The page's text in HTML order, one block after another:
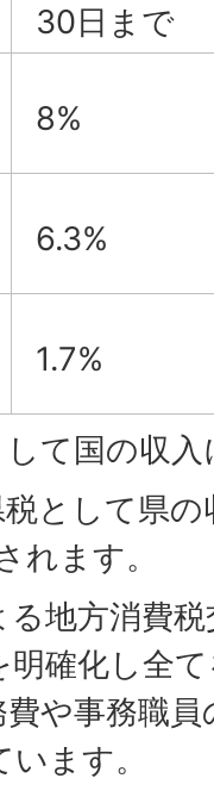
30日まで
8%
6.3%
1.7%
て国の収
として県
れます。
地方消費
確化し全
や事務職
ます。